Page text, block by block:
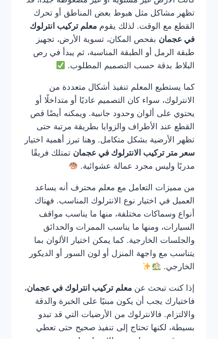
تظهر مشاكل مثل هبوط بعض المناطق أو تحرك
القطع مع الوقت. لذلك يقوم معلم تركيب انترلوك
في عجمان بفحص المكان، تسوية الأرض، تجهيز
طبقة الرمل أو الطبقة المناسبة، ثم يبدأ في رص
البلاط بدقة حسب التصميم المطلوب.
كما يستطيع المعلم تنفيذ أشكال متعددة من
الانترلوك، سواء كان التصميم عاديًا أو متداخلًا أو
يحتوي على ألوان وحدود جانبية. ويمكنه أيضًا قص
القطع عند الأطراف والزوايا بطريقة مرتبة حتى
تظهر الأرضية بشكل متكامل. وهنا تبرز أهمية اختيار
سعر متر تركيب الانترلوك في عجمان تمتلك فريقًا
مدربًا وليس مجرد عمالة عشوائية.
من مميزات التعامل مع معلم محترف أنه يساعد
العميل في اختيار نوع الانترلوك المناسب. فهناك
أنواع وسماكات مختلفة، منها ما يناسب مواقف
السيارات، ومنها ما يناسب الممرات والحدائق
والجلسات الخارجية. كما يمكن اختيار الألوان بما
يتناسب مع واجهة المنزل أو لون السور أو الديكور
الخارجي.
إذا كنت تبحث عن معلم تركيب انترلوك في عجمان،
فاختيارك يجب أن يكون مبنيًا على الخبرة والدقة
والالتزام. فالانترلوك من الأرضيات التي قد تبدو
بسيطة، لكنها تحتاج إلى تنفيذ صحيح حتى تعطي